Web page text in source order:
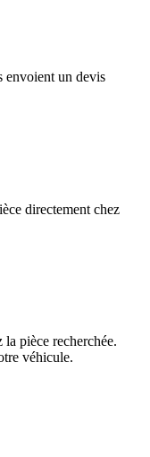
envoient un devis
directement chez
pièce recherchée.
véhicule.